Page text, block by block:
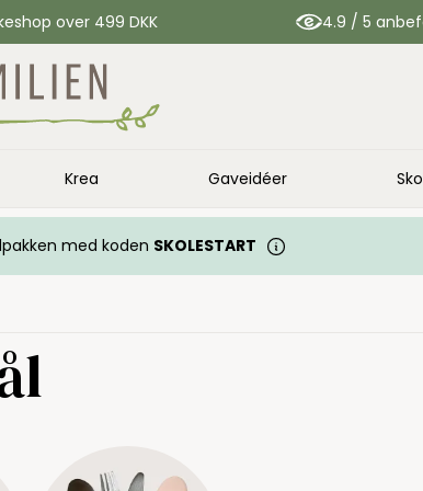
over 499 DKK 4.9 / 5
Krea Gaveidéer
med koden SKOLESTART